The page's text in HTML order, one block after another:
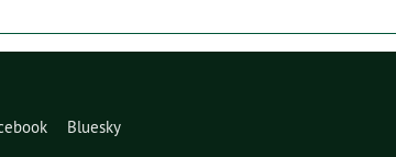
Bluesky